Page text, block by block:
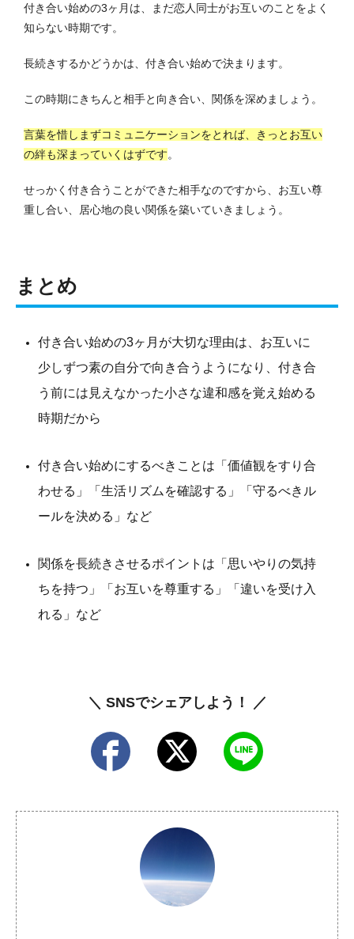
付き合い始めの3ヶ月は、まだ恋人同士がお互いのことをよく
知らない時期です。
長続きするかどうかは、付き合い始めで決まります。
この時期にきちんと相手と向き合い、関係を深めましょう。
言葉を惜しまずコミュニケーションをとれば、きっとお互い
の絆も深まっていくはずです。
せっかく付き合うことができた相手なのですから、お互い尊
重し合い、居心地の良い関係を築いていきましょう。
まとめ
付き合い始めの3ヶ月が大切な理由は、お互いに
少しずつ素の自分で向き合うようになり、付き合
う前には見えなかった小さな違和感を覚え始める
時期だから
付き合い始めにするべきことは「価値観をすり合
わせる」「生活リズムを確認する」「守るべきル
ールを決める」など
関係を長続きさせるポイントは「思いやりの気持
ちを持つ」「お互いを尊重する」「違いを受け入
れる」など
＼ SNSでシェアしよう！ ／